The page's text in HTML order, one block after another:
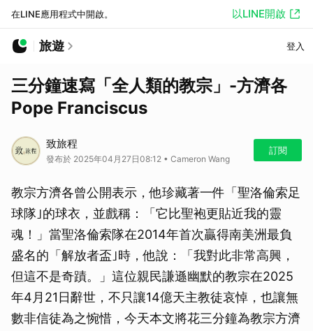
在LINE應用程式中開啟。 以LINE開啟
旅遊 登入
三分鐘速寫「全人類的教宗」-方濟各
Pope Franciscus
致旅程
發布於 2025年04月27日08:12 • Cameron Wang
訂閱
教宗方濟各曾公開表示，他珍藏著一件「聖洛倫索足
球隊｣的球衣，並戲稱：「它比聖袍更貼近我的靈
魂！」當聖洛倫索隊在2014年首次贏得南美洲最負
盛名的「解放者盃｣時，他說：「我對此非常高興，
但這不是奇蹟。」這位親民謙遜幽默的教宗在2025
年4月21日辭世，不只讓14億天主教徒哀悼，也讓無
數非信徒為之惋惜，今天本文將花三分鐘為教宗方濟